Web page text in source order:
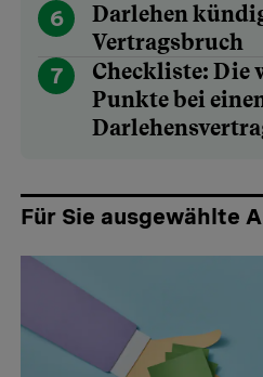
6
Darlehen
Vertragsbruch
7
Checkliste: Die
Punkte bei
Für Sie ausgewählte